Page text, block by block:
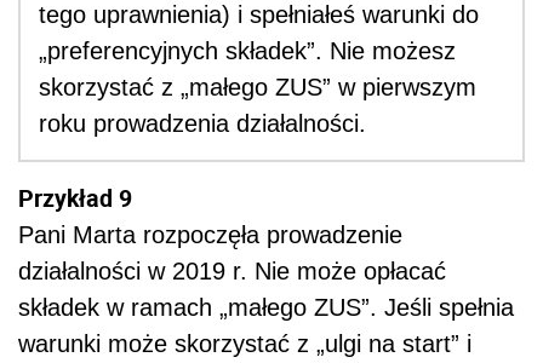
tego uprawnienia) i spełniałeś warunki do
„preferencyjnych składek”. Nie możesz
skorzystać z „małego ZUS” w pierwszym
roku prowadzenia działalności.
Przykład 9
Pani Marta rozpoczęła prowadzenie
działalności w 2019 r. Nie może opłacać
składek w ramach „małego ZUS”. Jeśli spełnia
warunki może skorzystać z „ulgi na start” i